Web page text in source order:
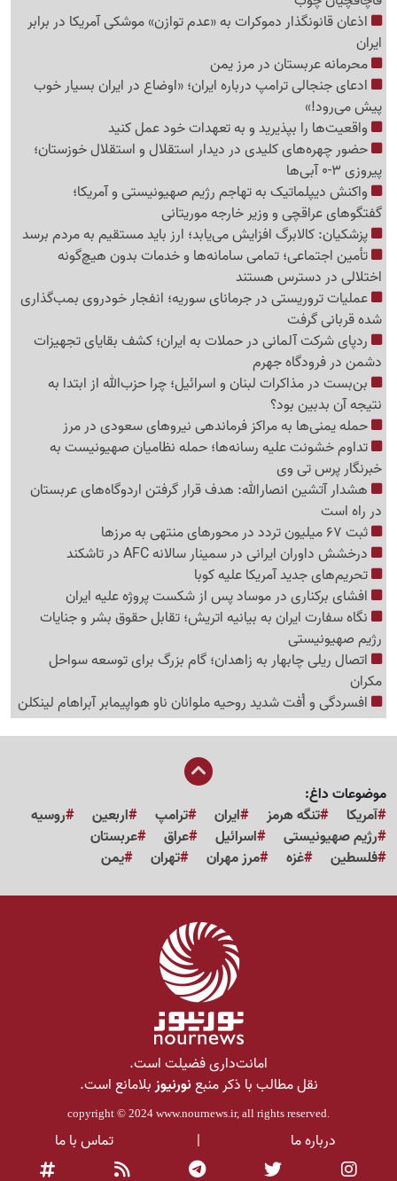
اذعان قانونگذار دموکرات به «عدم توازن» موشکی آمریکا در برابر
ایران
محرمانه عربستان در مرز یمن
ادعای جنجالی ترامپ درباره ایران؛ «اوضاع در ایران بسیار خوب
پیش می‌رود!»
واقعیت‌ها را بپذیرید و به تعهدات خود عمل کنید
حضور چهره‌های کلیدی در دیدار استقلال و استقلال خوزستان؛
پیروزی 3-0 آبی‌ها
واکنش دیپلماتیک به تهاجم رژیم صهیونیستی و آمریکا؛
گفتگوهای عراقچی و وزیر خارجه موریتانی
پزشکیان: کالابرگ افزایش می‌یابد؛ ارز باید مستقیم به مردم برسد
تأمین اجتماعی؛ تمامی سامانه‌ها و خدمات بدون هیچ‌گونه
اختلالی در دسترس هستند
عملیات تروریستی در جرمانای سوریه؛ انفجار خودروی بمب‌گذاری
شده قربانی گرفت
ردپای شرکت آلمانی در حملات به ایران؛ کشف بقایای تجهیزات
دشمن در فرودگاه جهرم
بن‌بست در مذاکرات لبنان و اسرائیل؛ چرا حزب‌الله از ابتدا به
نتیجه آن بدبین بود؟
حمله یمنی‌ها به مراکز فرماندهی نیروهای سعودی در مرز
تداوم خشونت علیه رسانه‌ها؛ حمله نظامیان صهیونیست به
خبرنگار پرس تی وی
هشدار آتشین انصارالله: هدف قرار گرفتن اردوگاه‌های عربستان
در راه است
ثبت 67 میلیون تردد در محورهای منتهی به مرزها
درخشش داوران ایرانی در سمینار سالانه AFC در تاشکند
تحریم‌های جدید آمریکا علیه کوبا
افشای برکناری در موساد پس از شکست پروژه علیه ایران
نگاه سفارت ایران به بیانیه اتریش؛ تقابل حقوق بشر و جنایات
رژیم صهیونیستی
اتصال ریلی چابهار به زاهدان؛ گام بزرگ برای توسعه سواحل
مکران
افسردگی و اُفت شدید روحیه ملوانان ناو هواپیمابر آبراهام لینکلن
موضوعات داغ:
آمریکا
تنگه هرمز ایران ترامپ اربعین
روسیه
رژیم صهیونیستی
اسرائیل عراق
عربستان
فلسطین
غزه مرز مهران تهران یمن
امانت‌داری فضیلت است.
نقل مطالب با ذکر منبعنورنیوزبلامانع است.
copyright © 2024 www.nournews.ir, all rights reserved.
درباره ما | تماس با ما